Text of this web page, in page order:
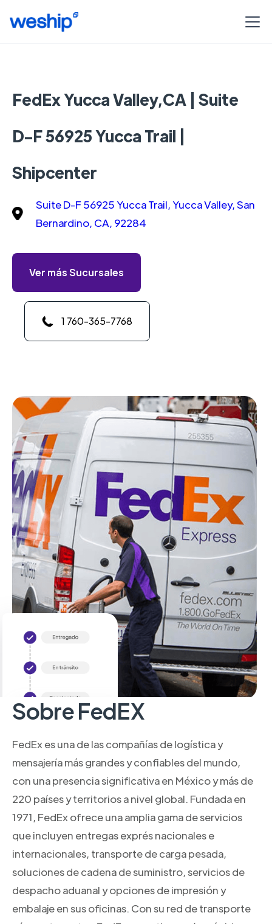
FedEx Yucca Valley,CA | Suite
D-F 56925 Yucca Trail |
Shipcenter
Suite D-F 56925 Yucca Trail, Yucca Valley, San
Bernardino, CA, 92284
Ver más Sucursales
1 760-365-7768
Sobre FedEX
FedEx es una de las compañías de logística y
mensajería más grandes y confiables del mundo,
con una presencia significativa en México y más de
220 países y territorios a nivel global. Fundada en
1971, FedEx ofrece una amplia gama de servicios
que incluyen entregas exprés nacionales e
internacionales, transporte de carga pesada,
soluciones de cadena de suministro, servicios de
despacho aduanal y opciones de impresión y
embalaje en sus oficinas. Con su red de transporte